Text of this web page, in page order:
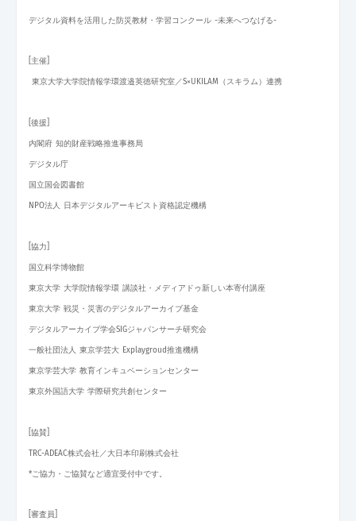
デジタル資料を活用した防災教材・学習コンクール -未来へつなげる-
[主催]
東京大学大学院情報学環渡邉英徳研究室／S×UKILAM（スキラム）連携
[後援]
内閣府 知的財産戦略推進事務局
デジタル庁
国立国会図書館
NPO法人 日本デジタルアーキビスト資格認定機構
[協力]
国立科学博物館
東京大学 大学院情報学環 講談社・メディアドゥ新しい本寄付講座
東京大学 戦災・災害のデジタルアーカイブ基金
デジタルアーカイブ学会SIGジャパンサーチ研究会
一般社団法人 東京学芸大 Explaygroud推進機構
東京学芸大学 教育インキュベーションセンター
東京外国語大学 学際研究共創センター
[協賛]
TRC-ADEAC株式会社／大日本印刷株式会社
*ご協力・ご協賛など適宜受付中です。
[審査員]